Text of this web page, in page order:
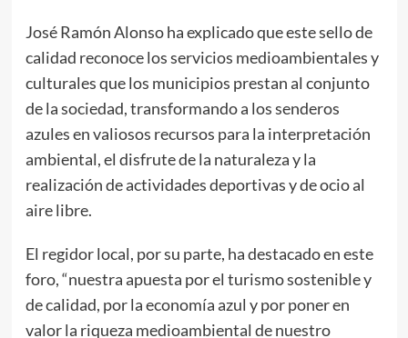
José Ramón Alonso ha explicado que este sello de
calidad reconoce los servicios medioambientales y
culturales que los municipios prestan al conjunto
de la sociedad, transformando a los senderos
azules en valiosos recursos para la interpretación
ambiental, el disfrute de la naturaleza y la
realización de actividades deportivas y de ocio al
aire libre.
El regidor local, por su parte, ha destacado en este
foro, “nuestra apuesta por el turismo sostenible y
de calidad, por la economía azul y por poner en
valor la riqueza medioambiental de nuestro